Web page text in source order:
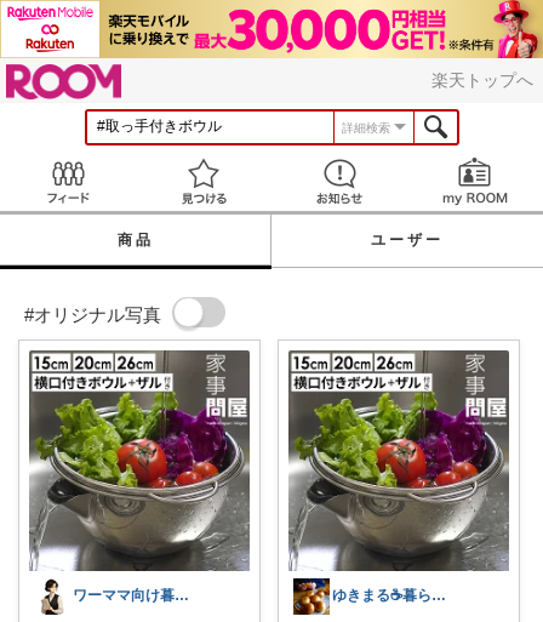
楽天トップへ
詳細検索
見つける お知らせ
商品 ユーザー
#オリジナル写真
ワーママ向け暮らしの便利グッズROOM ゆきまる☕️暮らしを楽しむ